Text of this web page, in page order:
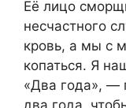
Её лицо
несчастного
кровь, а мы с
копаться. Я
«Два года», —